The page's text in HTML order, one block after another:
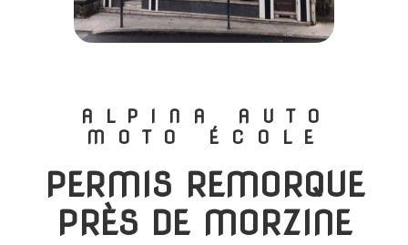
ALPINA AUTO
MOTO ÉCOLE
PERMIS REMORQUE
PRÈS DE MORZINE